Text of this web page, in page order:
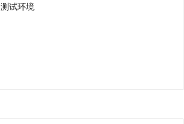
测试环境